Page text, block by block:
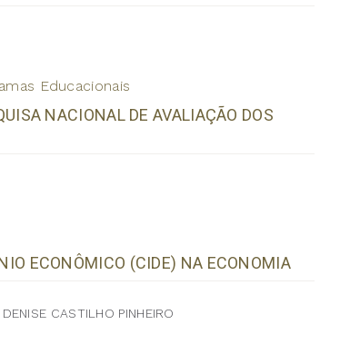
Educacionais
NACIONAL DE AVALIAÇÃO DOS
ECONÔMICO (CIDE) NA ECONOMIA
CASTILHO PINHEIRO